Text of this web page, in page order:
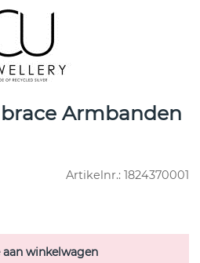
Armbanden
Artikelnr.: 1824370001
aan winkelwagen